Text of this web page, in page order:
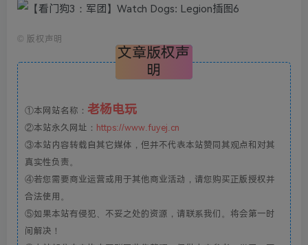
© 版权声明
文章版权声
明
①本网站名称： 老杨电玩
②本站永久网址： https://www.fuyej.cn
③本站内容转载自其它媒体，但并不代表本站赞同其观点和对其
真实性负责。
④若您需要商业运营或用于其他商业活动，请您购买正版授权并
合法使用。
⑤如果本站有侵犯、不妥之处的资源，请联系我们。将会第一时
间解决！